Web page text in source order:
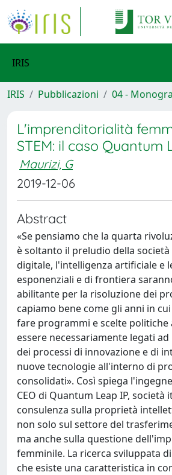
IRIS
IRIS Pubblicazioni 04 -
L'imprenditorialità
STEM: il caso Quantum
Maurizi, G
2019-12-06
Abstract
«Se pensiamo che la quarta
è soltanto il preludio della società
digitale, l'intelligenza artificiale e
esponenziali e di frontiera
abilitante per la risoluzione dei
capiamo bene come gli anni in
fare programmi e scelte politiche
essere necessariamente legati
dei processi di innovazione e di
nuove tecnologie all'interno di
consolidati». Così spiega
CEO di Quantum Leap IP, società
consulenza sulla proprietà
non solo sul settore del
ma anche sulla questione
femminile. La ricerca sviluppata
che esiste una caratteristica in